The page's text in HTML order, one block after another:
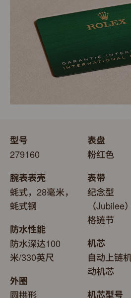
送礼之用亦非常合适，接收礼物者
型号
279160
腕表表壳
蚝式，28毫米，
蚝式钢
防水性能
防水深达100
米/330英尺
外圈
圆拱形
表盘
粉红色
表带
纪念型
（Jubilee
格链节
机芯
自动上链
动机芯
机芯型号